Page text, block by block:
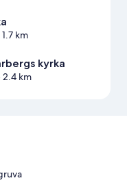
km
kyrka
km